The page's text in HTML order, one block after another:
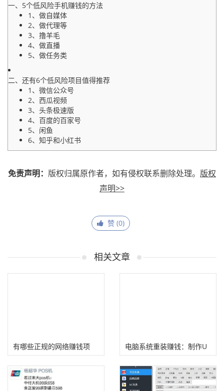
一、5个低风险手机赚钱的方法
1、做自媒体
2、做代理等
3、撸羊毛
4、做直播
5、做任务类
二、还有6个低风险项目值得推荐
1、微信公众号
2、西瓜视频
3、头条极速版
4、百度的百家号
5、闲鱼
6、知乎和小红书
免责声明： 版权归属原作者，如有侵权联系删除处理。 版权
声明>>
赞 (0)
相关文章
有哪些正规的网络赚钱项
目?
电脑系统重装赚钱：制作U
盘重装系统卖！